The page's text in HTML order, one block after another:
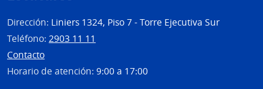
Dirección: Liniers 1324, Piso 7 - Torre Ejecutiva Sur
Teléfono: 2903 11 11
Contacto
Horario de atención: 9:00 a 17:00